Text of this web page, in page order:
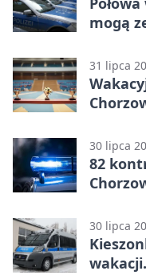
mogą
31 lipca
30 lipca
82
30 lipca